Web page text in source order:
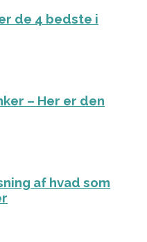
de 4 bedste i
– Her er den
af hvad som